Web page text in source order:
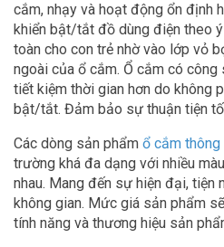
cắm, nhạy và hoạt động ổn định
khiển bật/tắt đồ dùng điện theo
toàn cho con trẻ nhờ vào lớp vỏ
ngoài của ổ cắm. Ổ cắm có
tiết kiệm thời gian hơn do không
bật/tắt. Đảm bảo sự thuận tiện
Các dòng sản phẩm ổ cắm thông
trường khá đa dạng với nhiều
nhau. Mang đến sự hiện đại, tiện
không gian. Mức giá sản phẩm
tính năng và thương hiệu sản